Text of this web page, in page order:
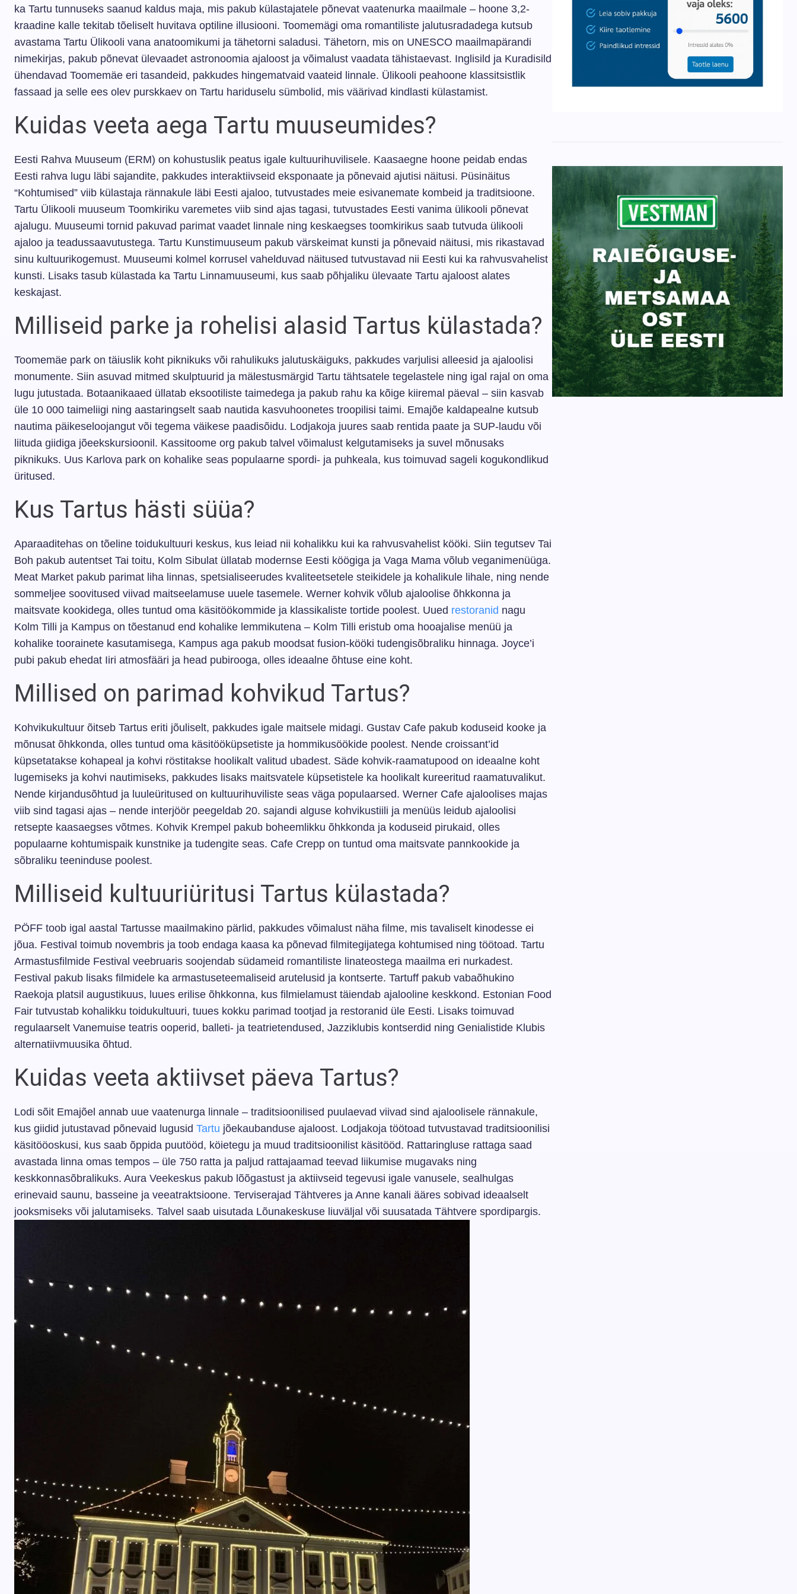
ka Tartu tunnuseks saanud kaldus maja, mis pakub külastajatele põnevat vaatenurka maailmale – hoone 3,2-
kraadine kalle tekitab tõeliselt huvitava optiline illusiooni. Toomemägi oma romantiliste jalutusradadega kutsub
avastama Tartu Ülikooli vana anatoomikumi ja tähetorni saladusi. Tähetorn, mis on UNESCO maailmapärandi
nimekirjas, pakub põnevat ülevaadet astronoomia ajaloost ja võimalust vaadata tähistaevast. Inglisild ja Kuradisild
ühendavad Toomemäe eri tasandeid, pakkudes hingematvaid vaateid linnale. Ülikooli peahoone klassitsistlik
fassaad ja selle ees olev purskkaev on Tartu hariduselu sümbolid, mis väärivad kindlasti külastamist.
Kuidas veeta aega Tartu muuseumides?
Eesti Rahva Muuseum (ERM) on kohustuslik peatus igale kultuurihuvilisele. Kaasaegne hoone peidab endas
Eesti rahva lugu läbi sajandite, pakkudes interaktiivseid eksponaate ja põnevaid ajutisi näitusi. Püsinäitus
“Kohtumised” viib külastaja rännakule läbi Eesti ajaloo, tutvustades meie esivanemate kombeid ja traditsioone.
Tartu Ülikooli muuseum Toomkiriku varemetes viib sind ajas tagasi, tutvustades Eesti vanima ülikooli põnevat
ajalugu. Muuseumi tornid pakuvad parimat vaadet linnale ning keskaegses toomkirikus saab tutvuda ülikooli
ajaloo ja teadussaavutustega. Tartu Kunstimuuseum pakub värskeimat kunsti ja põnevaid näitusi, mis rikastavad
sinu kultuurikogemust. Muuseumi kolmel korrusel vahelduvad näitused tutvustavad nii Eesti kui ka rahvusvahelist
kunsti. Lisaks tasub külastada ka Tartu Linnamuuseumi, kus saab põhjaliku ülevaate Tartu ajaloost alates
keskajast.
Milliseid parke ja rohelisi alasid Tartus külastada?
Toomemäe park on täiuslik koht piknikuks või rahulikuks jalutuskäiguks, pakkudes varjulisi alleesid ja ajaloolisi
monumente. Siin asuvad mitmed skulptuurid ja mälestusmärgid Tartu tähtsatele tegelastele ning igal rajal on oma
lugu jutustada. Botaanikaaed üllatab eksootiliste taimedega ja pakub rahu ka kõige kiiremal päeval – siin kasvab
üle 10 000 taimeliigi ning aastaringselt saab nautida kasvuhoonetes troopilisi taimi. Emajõe kaldapealne kutsub
nautima päikeseloojangut või tegema väikese paadisõidu. Lodjakoja juures saab rentida paate ja SUP-laudu või
liituda giidiga jõeekskursioonil. Kassitoome org pakub talvel võimalust kelgutamiseks ja suvel mõnusaks
piknikuks. Uus Karlova park on kohalike seas populaarne spordi- ja puhkeala, kus toimuvad sageli kogukondlikud
üritused.
Kus Tartus hästi süüa?
Aparaaditehas on tõeline toidukultuuri keskus, kus leiad nii kohalikku kui ka rahvusvahelist kööki. Siin tegutsev Tai
Boh pakub autentset Tai toitu, Kolm Sibulat üllatab modernse Eesti köögiga ja Vaga Mama võlub veganimenüüga.
Meat Market pakub parimat liha linnas, spetsialiseerudes kvaliteetsetele steikidele ja kohalikule lihale, ning nende
sommeljee soovitused viivad maitseelamuse uuele tasemele. Werner kohvik võlub ajaloolise õhkkonna ja
maitsvate kookidega, olles tuntud oma käsitöökommide ja klassikaliste tortide poolest. Uued restoranid nagu
Kolm Tilli ja Kampus on tõestanud end kohalike lemmikutena – Kolm Tilli eristub oma hooajalise menüü ja
kohalike toorainete kasutamisega, Kampus aga pakub moodsat fusion-kööki tudengisõbraliku hinnaga. Joyce’i
pubi pakub ehedat Iiri atmosfääri ja head pubirooga, olles ideaalne õhtuse eine koht.
Millised on parimad kohvikud Tartus?
Kohvikukultuur õitseb Tartus eriti jõuliselt, pakkudes igale maitsele midagi. Gustav Cafe pakub koduseid kooke ja
mõnusat õhkkonda, olles tuntud oma käsitööküpsetiste ja hommikusöökide poolest. Nende croissant’id
küpsetatakse kohapeal ja kohvi röstitakse hoolikalt valitud ubadest. Säde kohvik-raamatupood on ideaalne koht
lugemiseks ja kohvi nautimiseks, pakkudes lisaks maitsvatele küpsetistele ka hoolikalt kureeritud raamatuvalikut.
Nende kirjandusõhtud ja luuleüritused on kultuurihuviliste seas väga populaarsed. Werner Cafe ajaloolises majas
viib sind tagasi ajas – nende interjöör peegeldab 20. sajandi alguse kohvikustiili ja menüüs leidub ajaloolisi
retsepte kaasaegses võtmes. Kohvik Krempel pakub boheemlikku õhkkonda ja koduseid pirukaid, olles
populaarne kohtumispaik kunstnike ja tudengite seas. Cafe Crepp on tuntud oma maitsvate pannkookide ja
sõbraliku teeninduse poolest.
Milliseid kultuuriüritusi Tartus külastada?
PÖFF toob igal aastal Tartusse maailmakino pärlid, pakkudes võimalust näha filme, mis tavaliselt kinodesse ei
jõua. Festival toimub novembris ja toob endaga kaasa ka põnevad filmitegijatega kohtumised ning töötoad. Tartu
Armastusfilmide Festival veebruaris soojendab südameid romantiliste linateostega maailma eri nurkadest.
Festival pakub lisaks filmidele ka armastuseteemaliseid arutelusid ja kontserte. Tartuff pakub vabaõhukino
Raekoja platsil augustikuus, luues erilise õhkkonna, kus filmielamust täiendab ajalooline keskkond. Estonian Food
Fair tutvustab kohalikku toidukultuuri, tuues kokku parimad tootjad ja restoranid üle Eesti. Lisaks toimuvad
regulaarselt Vanemuise teatris ooperid, balleti- ja teatrietendused, Jazziklubis kontserdid ning Genialistide Klubis
alternatiivmuusika õhtud.
Kuidas veeta aktiivset päeva Tartus?
Lodi sõit Emajõel annab uue vaatenurga linnale – traditsioonilised puulaevad viivad sind ajaloolisele rännakule,
kus giidid jutustavad põnevaid lugusid Tartu jõekaubanduse ajaloost. Lodjakoja töötoad tutvustavad traditsioonilisi
käsitööoskusi, kus saab õppida puutööd, köietegu ja muud traditsioonilist käsitööd. Rattaringluse rattaga saad
avastada linna omas tempos – üle 750 ratta ja paljud rattajaamad teevad liikumise mugavaks ning
keskkonnasõbralikuks. Aura Veekeskus pakub lõõgastust ja aktiivseid tegevusi igale vanusele, sealhulgas
erinevaid saunu, basseine ja veeatraktsioone. Terviserajad Tähtveres ja Anne kanali ääres sobivad ideaalselt
jooksmiseks või jalutamiseks. Talvel saab uisutada Lõunakeskuse liuväljal või suusatada Tähtvere spordipargis.